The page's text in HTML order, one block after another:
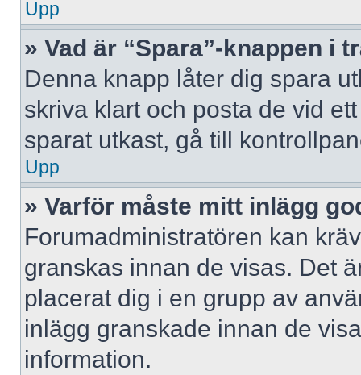
Upp
» Vad är “Spara”-knappen i
Denna knapp låter dig spara
skriva klart och posta de vid
sparat utkast, gå till
Upp
» Varför måste mitt inlägg
Forumadministratören kan
granskas innan de visas. Det
placerat dig i en grupp av
inlägg granskade innan de
information.